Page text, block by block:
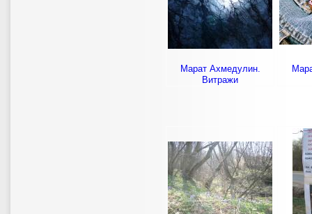
Марат Ахмедулин.
Витражи